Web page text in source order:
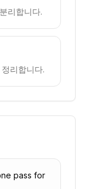
리합니다.
리합니다.
pass for